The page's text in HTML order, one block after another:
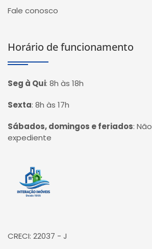
Fale conosco
Horário de funcionamento
Seg à Qui: 8h às 18h
Sexta: 8h às 17h
Sábados, domingos e feriados:
expediente
Página inicial
CRECI: 22037 - J